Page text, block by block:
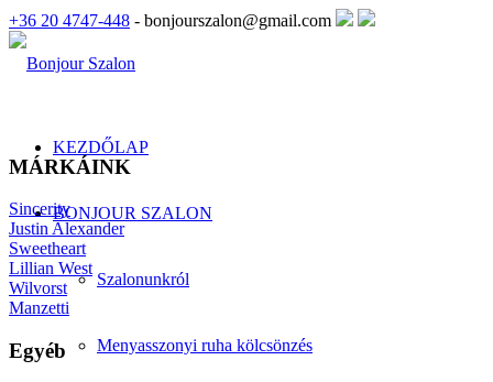
+36 20 4747-448 - bonjourszalon@gmail.com
KEZDŐLAP
BONJOUR SZALON
Szalonunkról
Menyasszonyi ruha kölcsönzés
MÁRKÁINK
Sincerity
Justin Alexander
Sweetheart
Lillian West
Wilvorst
Manzetti
Egyéb